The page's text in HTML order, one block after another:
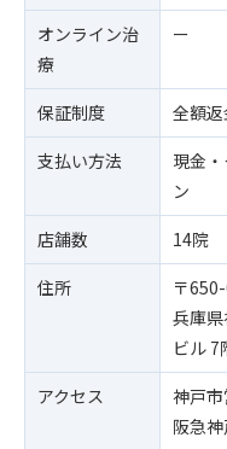
オンライン治
療
ー
保証制度
全額返
支払い方法
現金
ン
店舗数
14院
住所
〒
兵庫
ビル 7
アクセス
神戸
阪急